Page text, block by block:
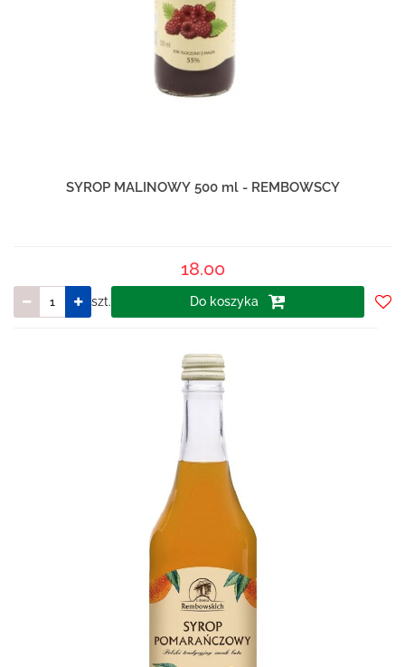
SYROP MALINOWY 500 ml - REMBOWSCY
18.00
szt. Do koszyka